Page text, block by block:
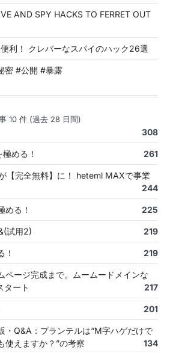
AND SPY HACKS TO FERRET OUT
利！ クレバーなスパイのハック26選
密 #公開 #暴露
10 件 (過去 28 日間)
308
める！ 261
【完全無料】に！ heteml MAXで事業
244
める！ 225
試用2) 219
！ 219
ページ完成まで。ムームードメインな
タート
217
201
・Q&A：プランテルは“M字ハゲだけで
使えますか？”の考察
134